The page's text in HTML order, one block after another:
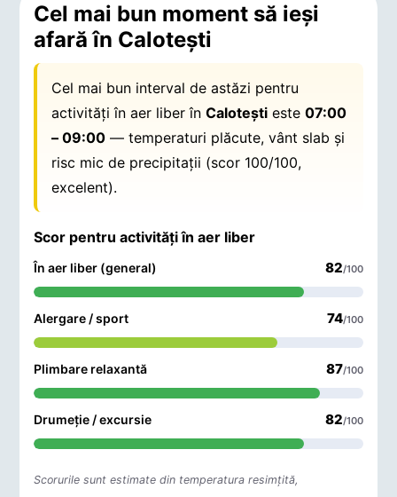
Cel mai bun moment să ieși
afară în Caloteşti
Cel mai bun interval de astăzi pentru
activități în aer liber înCaloteşti este07:00
– 09:00 — temperaturi plăcute, vânt slab și
risc mic de precipitații (scor 100/100,
excelent).
Scor pentru activități în aer liber
În aer liber (general) 82/100
Alergare / sport 74/100
Plimbare relaxantă 87/100
Drumeție / excursie 82/100
Scorurile sunt estimate din temperatura resimțită,